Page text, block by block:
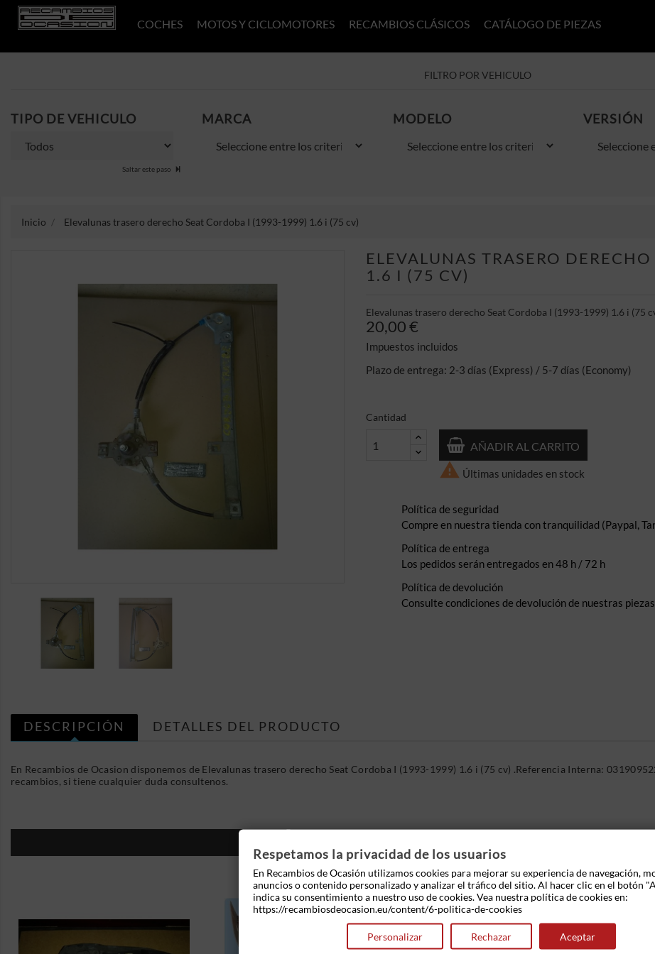
COCHES MOTOS Y CICLOMOTORES RECAMBIOS CLÁSICOS CATÁLOGO DE PIEZAS
FILTRO POR VEHICULO
TIPO DE VEHICULO
Saltar este paso
MARCA MODELO VERSIÓN
Inicio Elevalunas trasero derecho Seat Cordoba I (1993-1999) 1.6 i (75 cv)
ELEVALUNAS TRASERO
1.6 I (75 CV)
Elevalunas trasero derecho Seat Cordoba I (1993-1999) 1.6 i (75
20,00 €
Impuestos incluidos
Plazo de entrega: 2-3 días (Express) / 5-7 días (Economy)
Cantidad
AÑADIR AL CARRITO
 Últimas unidades en stock
Política de seguridad
Compre en nuestra tienda con tranquilidad (Paypal,
Política de entrega
Los pedidos serán entregados en 48 h / 72 h
Política de devolución
Consulte condiciones de devolución de nuestras piezas
DESCRIPCIÓN DETALLES DEL PRODUCTO
En Recambios de Ocasion disponemos de Elevalunas trasero derecho Seat Cordoba I (1993-1999) 1.6 i (75 cv) .Referencia Interna:
recambios, si tiene cualquier duda consultenos.
Respetamos la privacidad de los usuarios
En Recambios de Ocasión utilizamos cookies para mejorar su experiencia de navegación,
anuncios o contenido personalizado y analizar el tráfico del sitio. Al hacer clic en el botón
indica su consentimiento a nuestro uso de cookies. Vea nuestra política de cookies en:
https://recambiosdeocasion.eu/content/6-politica-de-cookies
Personalizar Rechazar Aceptar